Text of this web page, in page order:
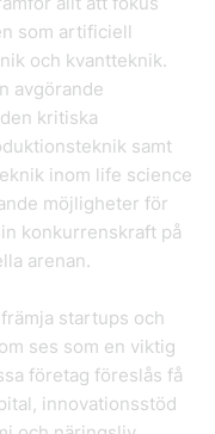
som artificiell
och kvantteknik.
avgörande
kritiska
samt
inom life science
möjligheter för
konkurrenskraft på
arenan.
startups och
ses som en viktig
företag föreslås få
innovationsstöd